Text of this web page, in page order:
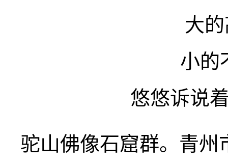
大
小的
悠悠诉说
驼山佛像石窟群。青州